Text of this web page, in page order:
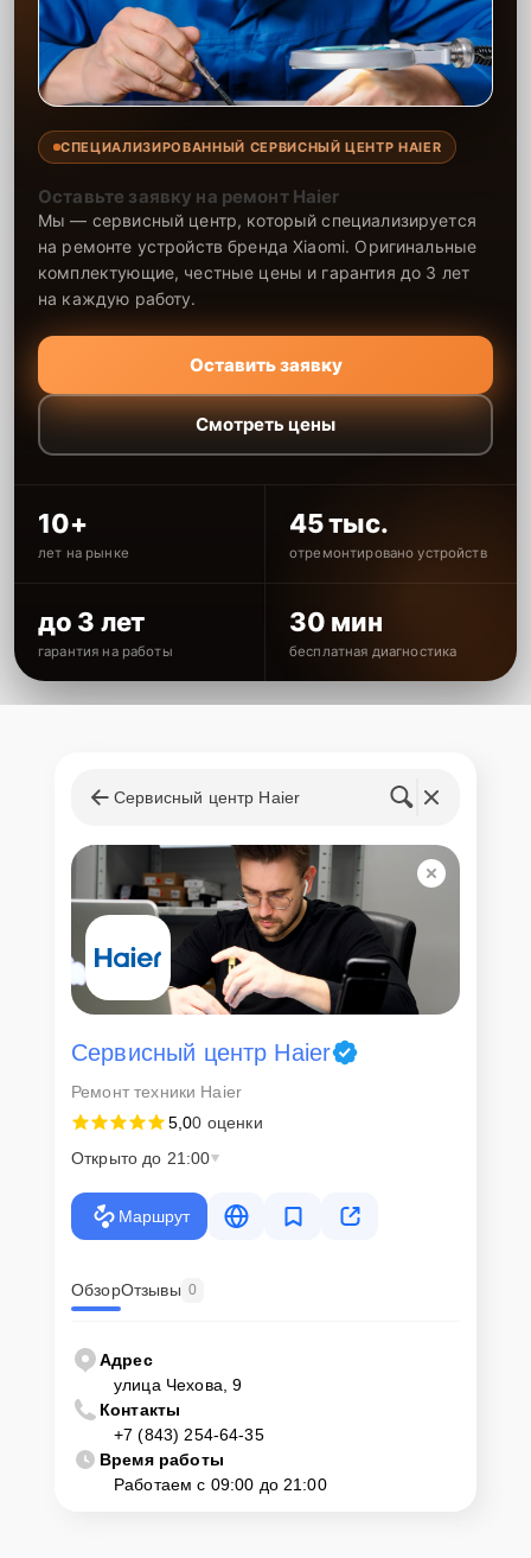
повреждениями и нарушением правил эксплуатации. Для
увеличения срока службы рекомендуем устанавливать умягчитель
воды, регулярно очищать фильтры и не перегружать корзины
острыми предметами.
звоните по номеру+7 (843) 254-64-35или привозите технику по
адресу улица Чехова, 9. Запишитесь на диагностику, и мы
подготовим детальную смету перед началом работ.
СПЕЦИАЛИЗИРОВАННЫЙ СЕРВИСНЫЙ ЦЕНТР HAIER
Оставьте заявку на ремонт Haier
Мы — сервисный центр, который специализируется
на ремонте устройств бренда Xiaomi. Оригинальные
комплектующие, честные цены и гарантия до 3 лет
на каждую работу.
Оставить заявку
Смотреть цены
10+
лет на рынке
45 тыс.
отремонтировано устройств
до 3 лет
гарантия на работы
30 мин
бесплатная диагностика
Сервисный центр Haier
Сервисный центр Haier
Ремонт техники Haier
5,00 оценки
Открыто до 21:00
Маршрут
ОбзорОтзывы 0
Адрес
улица Чехова, 9
Контакты
+7 (843) 254-64-35
Время работы
Работаем с 09:00 до 21:00